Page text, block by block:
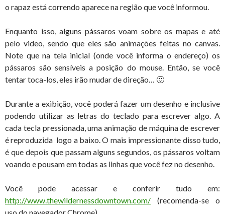
o rapaz está correndo aparece na região que você informou.
Enquanto isso, alguns pássaros voam sobre os mapas e até
pelo video, sendo que eles são animações feitas no canvas.
Note que na tela inicial (onde você informa o endereço) os
pássaros são sensíveis a posição do mouse. Então, se você
tentar toca-los, eles irão mudar de direção… 🙂
Durante a exibição, você poderá fazer um desenho e inclusive
podendo utilizar as letras do teclado para escrever algo. A
cada tecla pressionada, uma animação de máquina de escrever
é reproduzida logo a baixo. O mais impressionante disso tudo,
é que depois que passam alguns segundos, os pássaros voltam
voando e pousam em todas as linhas que você fez no desenho.
Você pode acessar e conferir tudo em:
http://www.thewildernessdowntown.com/ (recomenda-se o